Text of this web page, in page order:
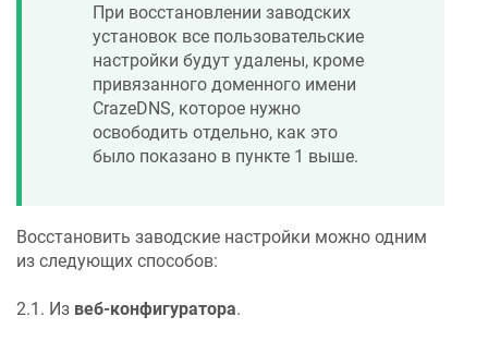
При восстановлении заводских
установок все пользовательские
настройки будут удалены, кроме
привязанного доменного имени
CrazeDNS, которое нужно
освободить отдельно, как это
было показано в пункте 1 выше.
Восстановить заводские настройки можно одним
из следующих способов:
2.1. Из веб-конфигуратора.